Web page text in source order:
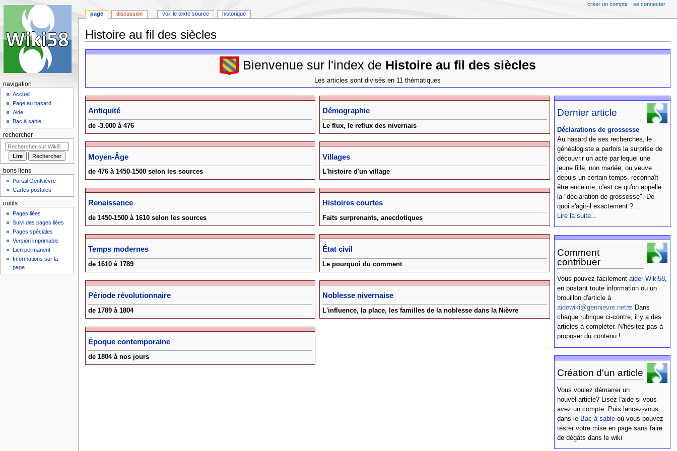
Histoire au fil des siècles
Aller
Aller
Bienvenue sur l'index de Histoire au fil des siècles
Les articles sont divisés en 11 thématiques
Antiquité
de -3.000 à 476
Moyen-Âge
de 476 à 1450-1500 selon les sources
Renaissance
de 1450-1500 à 1610 selon les sources
Temps modernes
de 1610 à 1789
Période révolutionnaire
de 1789 à 1804
Époque contemporaine
de 1804 à nos jours
Démographie
Le flux, le reflux des nivernais
Villages
L'histoire d'un village
Histoires courtes
Faits surprenants, anecdotiques
État civil
Le pourquoi du comment
Noblesse nivernaise
L'influence, la place, les familles de la noblesse dans la Nièvre
Dernier article
Déclarations de grossesse
Au hasard de ses recherches, le
généalogiste a parfois la surprise de
découvrir un acte par lequel une
jeune fille, non mariée, ou veuve
depuis un certain temps, reconnaît
être enceinte, c'est ce qu'on appelle
la "déclaration de grossesse". De
quoi s'agit-il exactement ? ...
Lire la suite...
Comment
contribuer
Vous pouvez facilement aider Wiki58,
en postant toute information ou un
brouillon d'article à
aidewiki@gennievre.net
Dans
chaque rubrique ci-contre, il y a des
articles à compléter. N'hésitez pas à
proposer du contenu !
Création d'un article
Vous voulez démarrer un
nouvel article? Lisez l'aide si vous
avez un compte. Puis lancez-vous
dans le Bac à sableoù vous pouvez
tester votre mise en page sans faire
de dégâts dans le wiki
page discussion voir le texte source historique
créer un compte se connecter
navigation
Accueil
Page au hasard
Aide
Bac à sable
rechercher
bons liens
Portail GenNièvre
Cartes postales
outils
Pages liées
Suivi des pages liées
Pages spéciales
Version imprimable
Lien permanent
Informations sur la
page